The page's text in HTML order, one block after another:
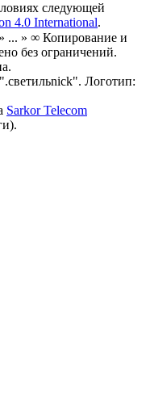
следующей
4.0 International.
... » ∞ Копирование и
без ограничений.
".светильnick". Логотип:
Sarkor Telecom